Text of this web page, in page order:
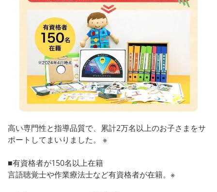
高い専門性と指導品質で、累計2万名以上のお子さまをサ
ポートしてまいりました。 ※
■有資格者が150名以上在籍
言語聴覚士や作業療法士など有資格者が在籍。※